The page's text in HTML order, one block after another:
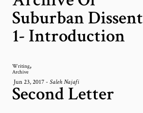
Suburban Dissent
1- Introduction
Writing,
Archive
Jun 23, 2017- Saleh Najafi
Second Letter